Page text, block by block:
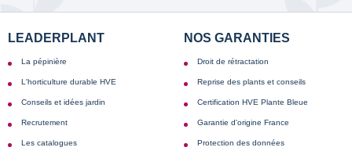
LEADERPLANT
La pépinière
L'horticulture durable HVE
Conseils et idées jardin
Recrutement
Les catalogues
NOS GARANTIES
Droit de rétractation
Reprise des plants et conseils
Certification HVE Plante Bleue
Garantie d'origine France
Protection des données